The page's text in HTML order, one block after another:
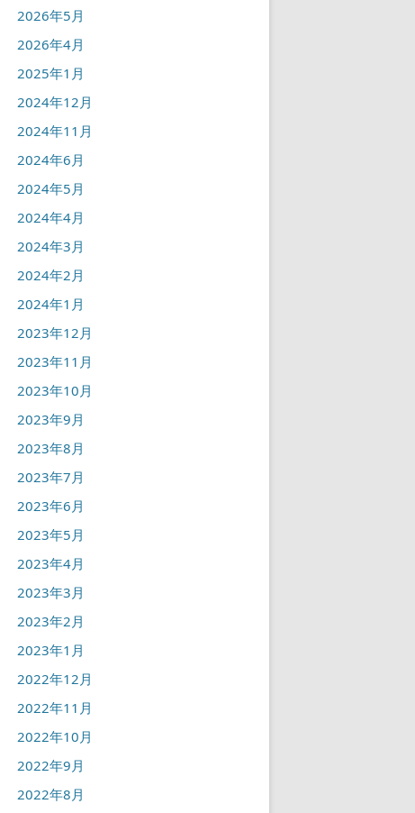
2026年5月
2026年4月
2025年1月
2024年12月
2024年11月
2024年6月
2024年5月
2024年4月
2024年3月
2024年2月
2024年1月
2023年12月
2023年11月
2023年10月
2023年9月
2023年8月
2023年7月
2023年6月
2023年5月
2023年4月
2023年3月
2023年2月
2023年1月
2022年12月
2022年11月
2022年10月
2022年9月
2022年8月